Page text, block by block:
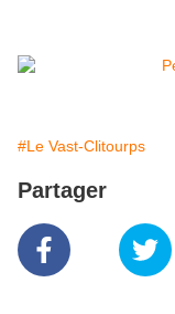
#Le Vast-Clitourps
Partager